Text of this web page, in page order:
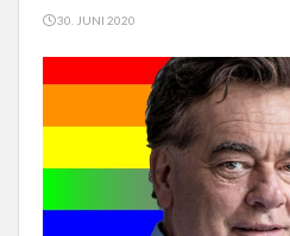
30. JUNI 2020